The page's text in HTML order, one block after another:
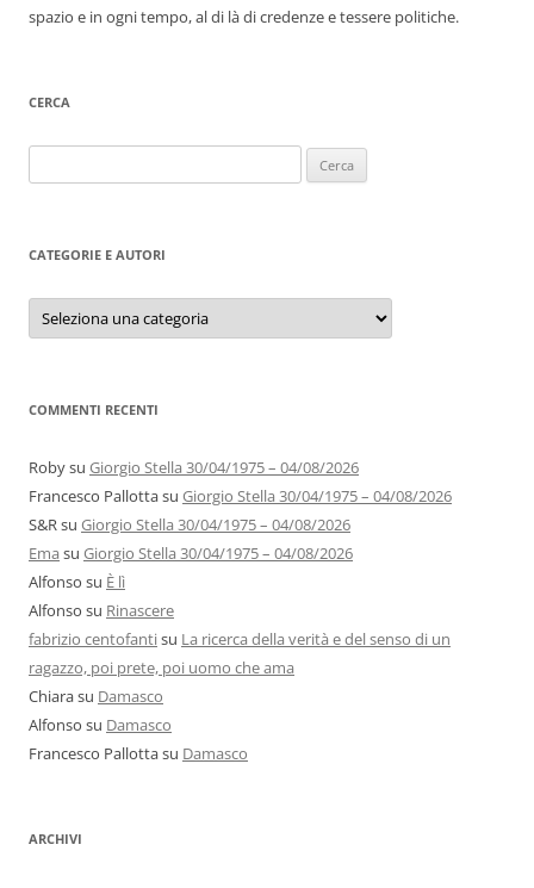
spazio e in ogni tempo, al di là di credenze e tessere politiche.
CERCA
per:
CATEGORIE E AUTORI
Categorie
autori
COMMENTI RECENTI
Robysu Giorgio Stella 30/04/1975 – 04/08/2026
Francesco Pallottasu Giorgio Stella 30/04/1975 – 04/08/2026
S&Rsu Giorgio Stella 30/04/1975 – 04/08/2026
Ema su Giorgio Stella 30/04/1975 – 04/08/2026
Alfonso su È lì
Alfonso su Rinascere
fabrizio centofantisu La ricerca della verità e del senso di un
ragazzo, poi prete, poi uomo che ama
Chiarasu Damasco
Alfonso su Damasco
Francesco Pallottasu Damasco
ARCHIVI